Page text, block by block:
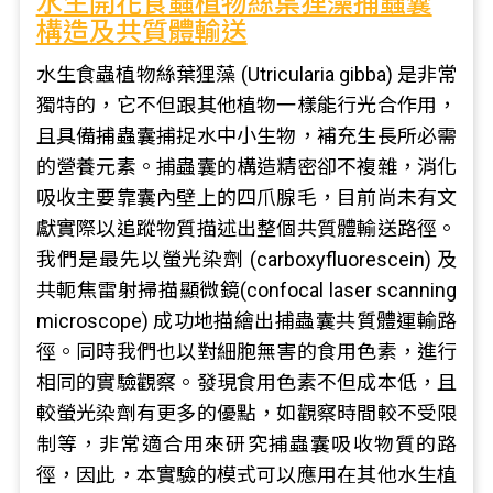
構造及共質體輸送
水生食蟲植物絲葉狸藻 (Utricularia gibba) 是非常
獨特的，它不但跟其他植物一樣能行光合作用，
且具備捕蟲囊捕捉水中小生物，補充生長所必需
的營養元素。捕蟲囊的構造精密卻不複雜，消化
吸收主要靠囊內壁上的四爪腺毛，目前尚未有文
獻實際以追蹤物質描述出整個共質體輸送路徑。
我們是最先以螢光染劑 (carboxyfluorescein) 及
共軛焦雷射掃描顯微鏡(confocal laser scanning
microscope) 成功地描繪出捕蟲囊共質體運輸路
徑。同時我們也以對細胞無害的食用色素，進行
相同的實驗觀察。發現食用色素不但成本低，且
較螢光染劑有更多的優點，如觀察時間較不受限
制等，非常適合用來研究捕蟲囊吸收物質的路
徑，因此，本實驗的模式可以應用在其他水生植